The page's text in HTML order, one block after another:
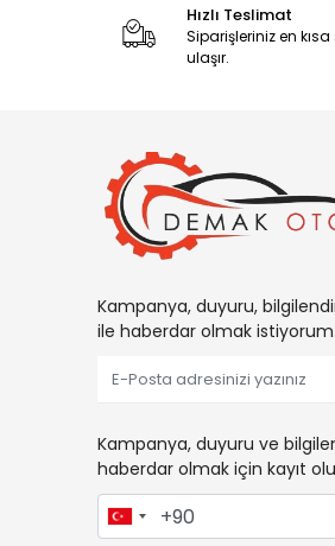
Hızlı Teslimat
Siparişleriniz en
ulaşır.
Kampanya, duyuru,
ile haberdar olmak istiyorum.
Kampanya, duyuru ve
haberdar olmak için kayıt